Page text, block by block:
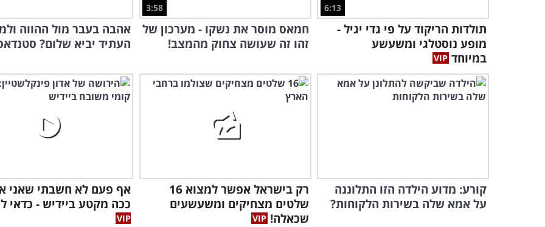
6:13
תולדות הריקוד על פי גדי יגיל -
מופע נוסטלגי ומשעשע
במיוחד
3:58
חמאס מוסר את נשקו - מערכון של
זהו זה שעושה צחוק מהמצב!
אהבה בעבר מול ההווה
העתיד יביא שלום?
קורע: מדוע הילדה הזו התלוננה
על אמא שלה בשירות הלקוחות?
רק בישראל אפשר למצוא 16
שלטים מצחיקים ומשעשעים
שכאלה!
אף פעם לא חשבתי שאני
ככה מקטע ביידיש - כדאי